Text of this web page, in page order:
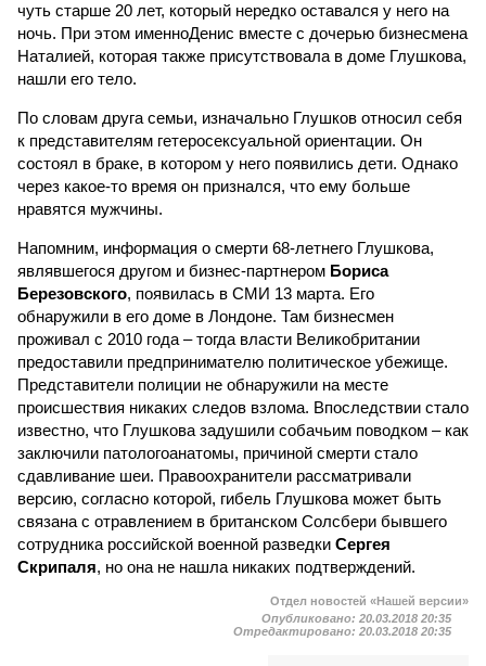
чуть старше 20 лет, который нередко оставался у него на
ночь. При этом именноДенис вместе с дочерью бизнесмена
Наталией, которая также присутствовала в доме Глушкова,
нашли его тело.
По словам друга семьи, изначально Глушков относил себя
к представителям гетеросексуальной ориентации. Он
состоял в браке, в котором у него появились дети. Однако
через какое-то время он признался, что ему больше
нравятся мужчины.
Напомним, информация о смерти 68-летнего Глушкова,
являвшегося другом и бизнес-партнером Бориса
Березовского, появилась в СМИ 13 марта. Его
обнаружили в его доме в Лондоне. Там бизнесмен
проживал с 2010 года – тогда власти Великобритании
предоставили предпринимателю политическое убежище.
Представители полиции не обнаружили на месте
происшествия никаких следов взлома. Впоследствии стало
известно, что Глушкова задушили собачьим поводком – как
заключили патологоанатомы, причиной смерти стало
сдавливание шеи. Правоохранители рассматривали
версию, согласно которой, гибель Глушкова может быть
связана с отравлением в британском Солсбери бывшего
сотрудника российской военной разведки Сергея
Скрипаля, но она не нашла никаких подтверждений.
Отдел новостей «Нашей версии»
Опубликовано: 20.03.2018 20:35
Отредактировано: 20.03.2018 20:35